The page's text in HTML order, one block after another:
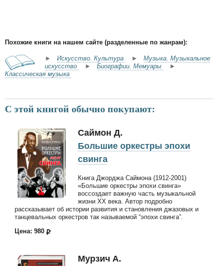
Похожие книги на нашем сайте (разделенные по жанрам):
► Искусство. Культура ► Музыка. Музыкальное
искусство
► Биографии. Мемуары
►
Классическая музыка
С этой книгой обычно покупают:
Саймон Д.
Большие оркестры эпохи
свинга
Книга Джорджа Саймона (1912-2001)
«Большие оркестры эпохи свинга»
воссоздает важную часть музыкальной
жизни XX века. Автор подробно
рассказывает об истории развития и становления джазовых и
танцевальных оркестров так называемой “эпохи свинга”.
Цена: 980
Мурзич А.